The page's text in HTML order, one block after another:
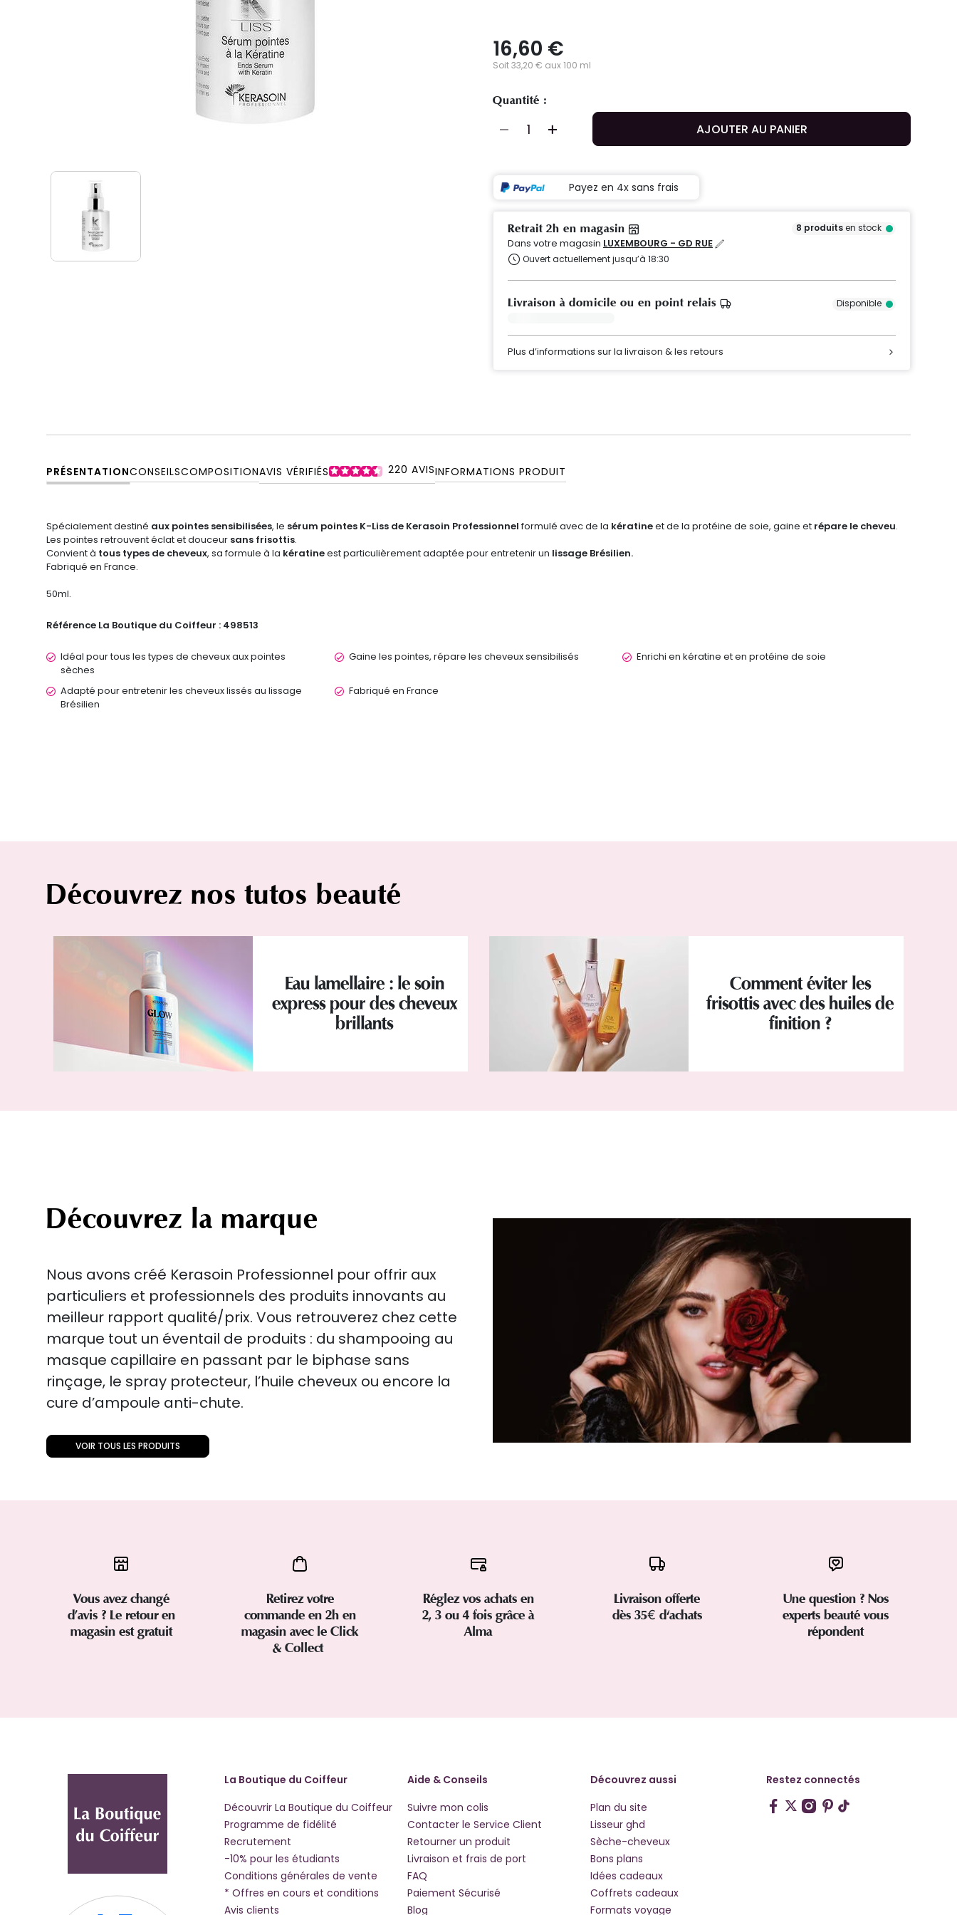
16,60 €
Soit 33,20 € aux 100 ml
Quantité :
AJOUTER AU PANIER
Payez en 4x sans frais
Retrait 2h en magasin 8 produitsen stock
Dans votre magasin LUXEMBOURG - GD RUE
Ouvert actuellement jusqu’à 18:30
Livraison à domicile ou en point relais Disponible
Plus d’informations sur la livraison & les retours
PRÉSENTATIONCONSEILSCOMPOSITIONAVIS VÉRIFIÉS 220 AVISINFORMATIONS PRODUIT
Spécialement destiné aux pointes sensibilisées, le sérum pointes K-Liss de Kerasoin Professionnelformulé avec de la kératineet de la protéine de soie, gaine et répare le cheveu.
Les pointes retrouvent éclat et douceur sans frisottis.
Convient à tous types de cheveux, sa formule à la kératineest particulièrement adaptée pour entretenir un lissage Brésilien.
Fabriqué en France.
50ml.
Référence La Boutique du Coiffeur : 498513
Idéal pour tous les types de cheveux aux pointes
sèches
Gaine les pointes, répare les cheveux sensibilisés Enrichi en kératine et en protéine de soie
Adapté pour entretenir les cheveux lissés au lissage
Brésilien
Fabriqué en France
Découvrez nos tutos beauté
Eau lamellaire : le soin
express pour des cheveux
brillants
Comment éviter les
frisottis avec des huiles de
finition ?
Découvrez la marque
Nous avons créé Kerasoin Professionnel pour offrir aux
particuliers et professionnels des produits innovants au
meilleur rapport qualité/prix. Vous retrouverez chez cette
marque tout un éventail de produits : du shampooing au
masque capillaire en passant par le biphase sans
rinçage, le spray protecteur, l’huile cheveux ou encore la
cure d’ampoule anti-chute.
VOIR TOUS LES PRODUITS
Vous avez changé
d’avis ? Le retour en
magasin est gratuit
Retirez votre
commande en 2h en
magasin avec le Click
& Collect
Réglez vos achats en
2, 3 ou 4 fois grâce à
Alma
Livraison offerte
dès 35€ d'achats
Une question ? Nos
experts beauté vous
répondent
La Boutique du Coiffeur
Découvrir La Boutique du Coiffeur
Programme de fidélité
Recrutement
-10% pour les étudiants
Conditions générales de vente
* Offres en cours et conditions
Avis clients
Aide & Conseils
Suivre mon colis
Contacter le Service Client
Retourner un produit
Livraison et frais de port
FAQ
Paiement Sécurisé
Blog
Découvrez aussi
Plan du site
Lisseur ghd
Sèche-cheveux
Bons plans
Idées cadeaux
Coffrets cadeaux
Formats voyage
Restez connectés